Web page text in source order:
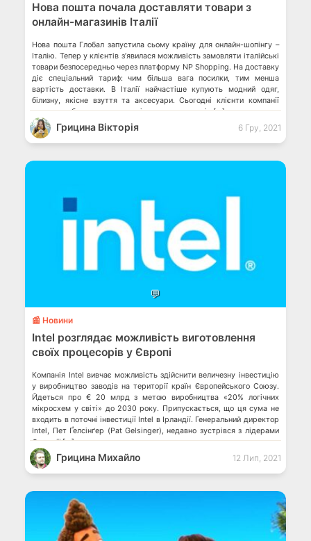
Нова пошта почала доставляти товари з
онлайн-магазинів Італії
Нова пошта Глобал запустила сьому країну для онлайн-шопінгу –
Італію. Тепер у клієнтів з’явилася можливість замовляти італійські
товари безпосередньо через платформу NP Shopping. На доставку
діє спеціальний тариф: чим більша вага посилки, тим менша
вартість доставки. В Італії найчастіше купують модний одяг,
білизну, якісне взуття та аксесуари. Сьогодні клієнти компанії
можуть робити замовлення з інтернет-магазинів […]
Грицина Вікторія 6 Гру, 2021
💬
📰 Новини
Intel розглядає можливість виготовлення
своїх процесорів у Європі
Компанія Intel вивчає можливість здійснити величезну інвестицію
у виробництво заводів на території країн Європейського Союзу.
Йдеться про € 20 млрд з метою виробництва «20% логічних
мікросхем у світі» до 2030 року. Припускається, що ця сума не
входить в поточні інвестиції Intel в Ірландії. Генеральний директор
Intel, Пет Ґелсінґер (Pat Gelsinger), недавно зустрівся з лідерами
Франції […]
Грицина Михайло 12 Лип, 2021